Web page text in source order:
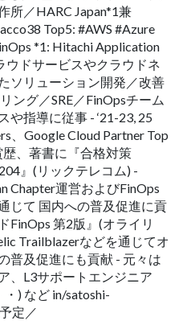
所／HARC Japan*1兼
Top5: #AWS #Azure
*1: Hitachi Application
ウドサービスやクラウドネ
ソリューション開発／改善
ング／SRE／FinOpsチーム
や指導に従事 - ‘21-23, 25
、Google Cloud Partner Top
歴、著書に『合格対策
』(リックテレコム) -
Chapter運営およびFinOps
じて 国内への普及促進に貢
FinOps 第2版』(オライリ
Trailblazerなどを通じてオ
普及促進にも貢献 - 元々は
、L3サポートエンジニア
) など in/satoshi-
定／